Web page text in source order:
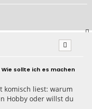
sollte ich es machen
komisch liest: warum
Hobby oder willst du